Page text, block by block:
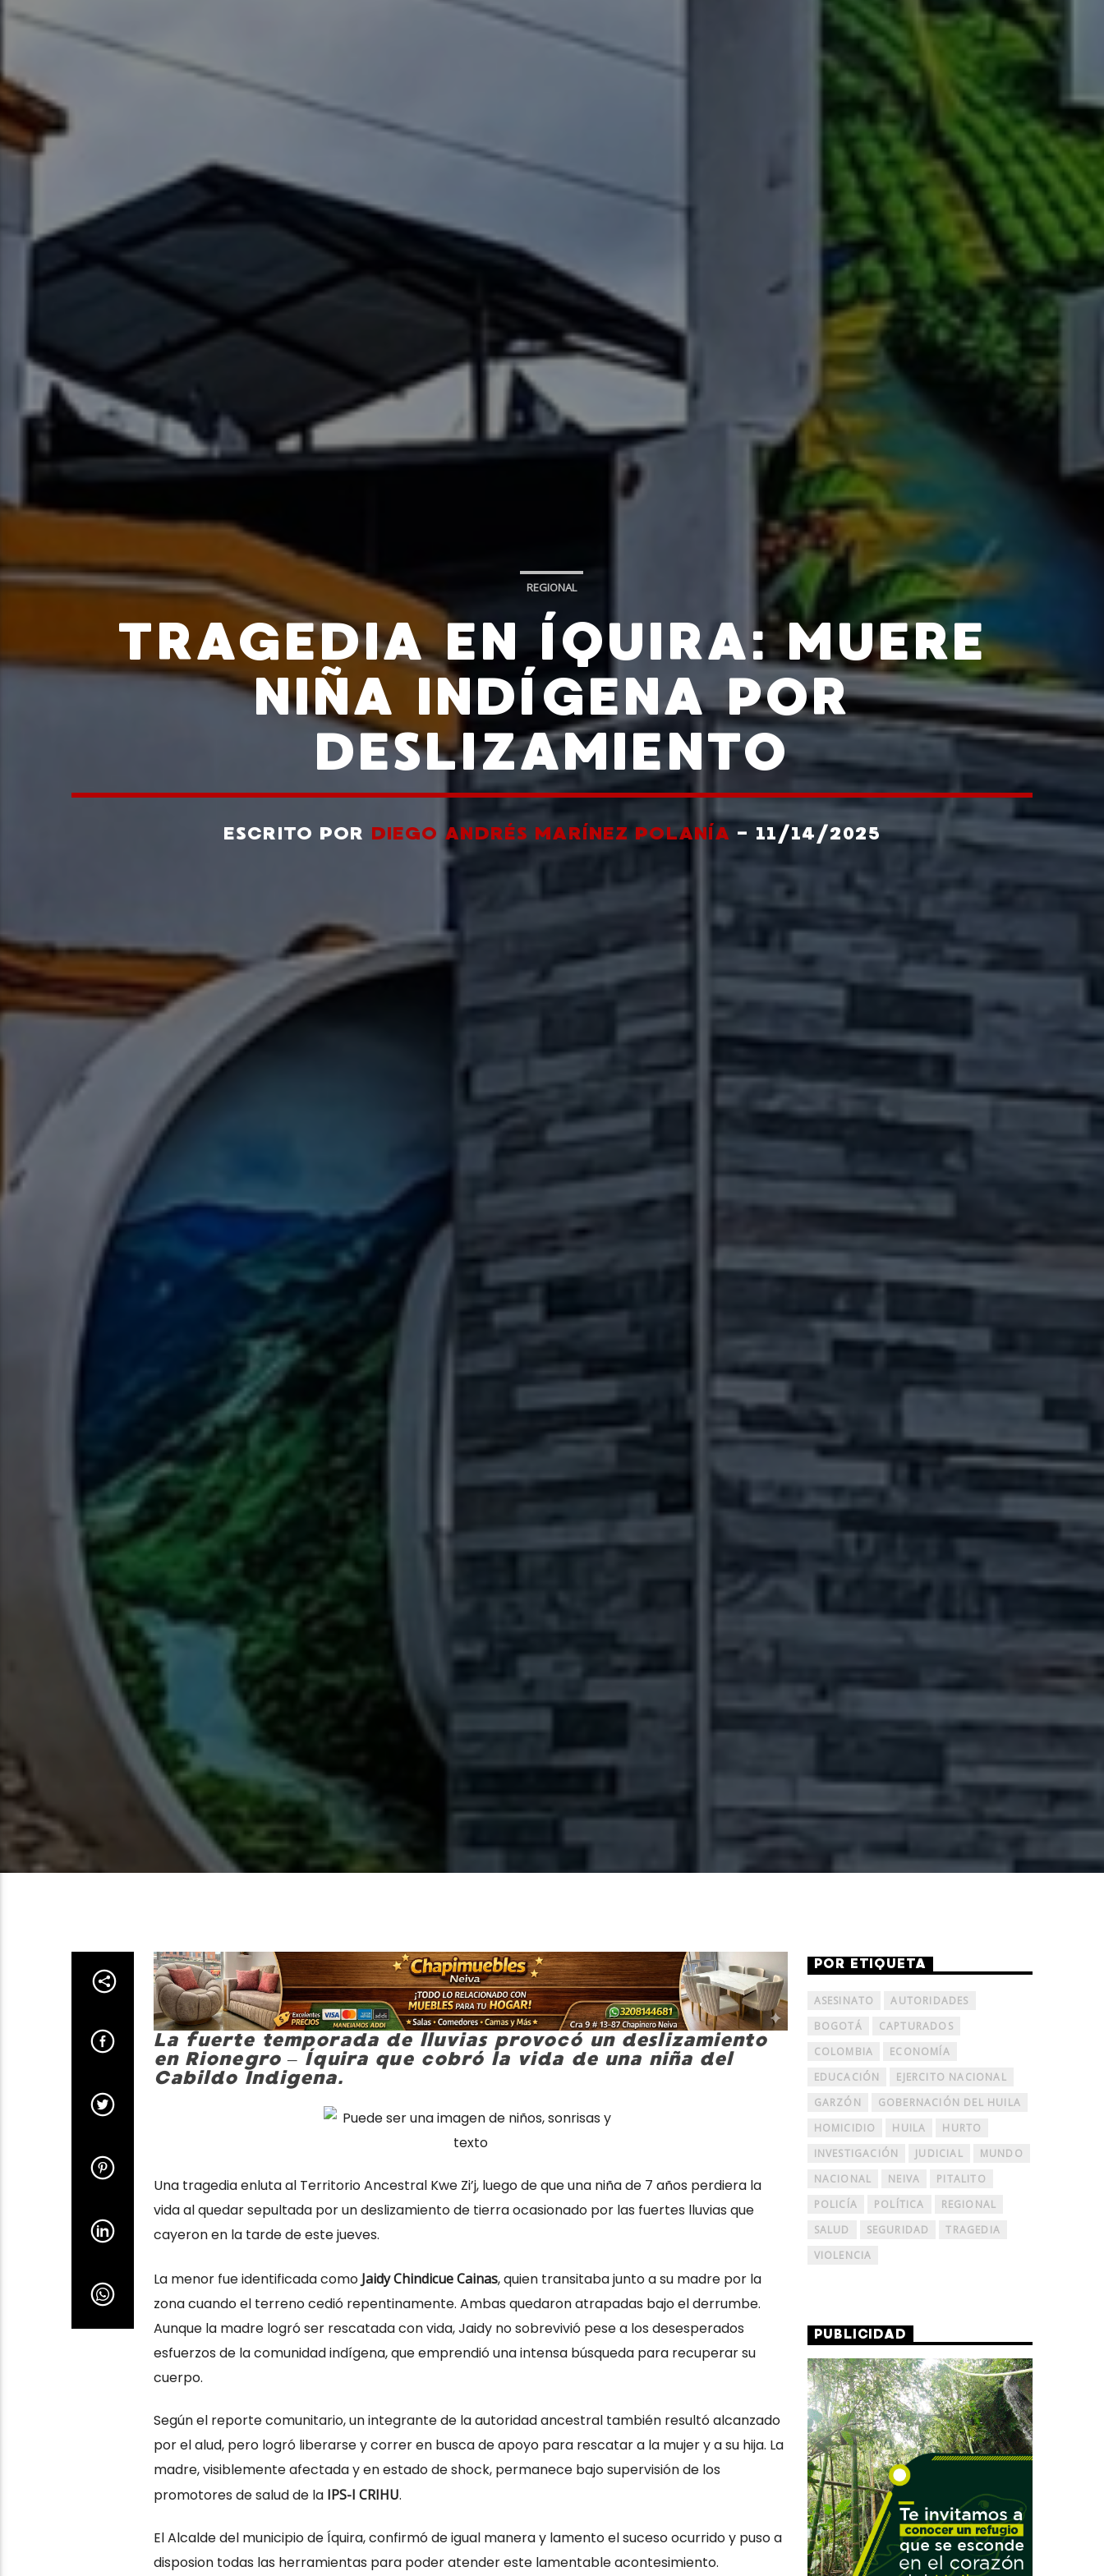
REGIONAL
TRAGEDIA EN ÍQUIRA: MUERE
NIÑA INDÍGENA POR
DESLIZAMIENTO
ESCRITO POR DIEGO ANDRÉS MARÍNEZ POLANÍA - 11/14/2025
La fuerte temporada de lluvias provocó un deslizamiento
en Rionegro – Íquira que cobró la vida de una niña del
Cabildo Indigena.
Una tragedia enluta al Territorio Ancestral Kwe Zi’j, luego de que una niña de 7 años perdiera la
vida al quedar sepultada por un deslizamiento de tierra ocasionado por las fuertes lluvias que
cayeron en la tarde de este jueves.
La menor fue identificada como Jaidy Chindicue Cainas, quien transitaba junto a su madre por la
zona cuando el terreno cedió repentinamente. Ambas quedaron atrapadas bajo el derrumbe.
Aunque la madre logró ser rescatada con vida, Jaidy no sobrevivió pese a los desesperados
esfuerzos de la comunidad indígena, que emprendió una intensa búsqueda para recuperar su
cuerpo.
Según el reporte comunitario, un integrante de la autoridad ancestral también resultó alcanzado
por el alud, pero logró liberarse y correr en busca de apoyo para rescatar a la mujer y a su hija. La
madre, visiblemente afectada y en estado de shock, permanece bajo supervisión de los
promotores de salud de la IPS-I CRIHU.
El Alcalde del municipio de Íquira, confirmó de igual manera y lamento el suceso ocurrido y puso a
disposion todas las herramientas para poder atender este lamentable acontesimiento.
POR ETIQUETA
ASESINATO
AUTORIDADES
BOGOTÁ
CAPTURADOS
COLOMBIA
ECONOMÍA
EDUCACIÓN
EJERCITO NACIONAL
GARZÓN
GOBERNACIÓN DEL HUILA
HOMICIDIO
HUILA
HURTO
INVESTIGACIÓN
JUDICIAL
MUNDO
NACIONAL
NEIVA
PITALITO
POLICÍA
POLÍTICA
REGIONAL
SALUD
SEGURIDAD
TRAGEDIA
VIOLENCIA
PUBLICIDAD